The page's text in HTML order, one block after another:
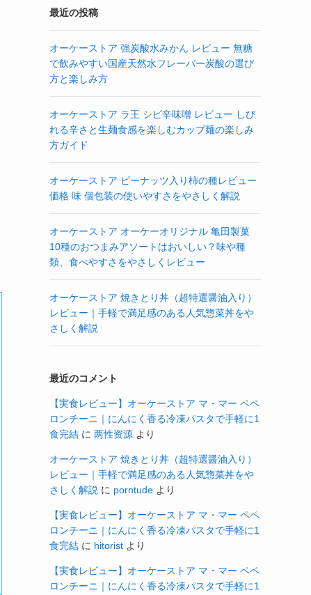
最近の投稿
オーケーストア 強炭酸水みかん レビュー 無糖
で飲みやすい国産天然水フレーバー炭酸の選び
方と楽しみ方
オーケーストア ラ王 シビ辛味噌 レビュー しび
れる辛さと生麺食感を楽しむカップ麺の楽しみ
方ガイド
オーケーストア ピーナッツ入り柿の種レビュー
価格 味 個包装の使いやすさをやさしく解説
オーケーストア オーケーオリジナル 亀田製菓
10種のおつまみアソートはおいしい？味や種
類、食べやすさをやさしくレビュー
オーケーストア 焼きとり丼（超特選醤油入り）
レビュー｜手軽で満足感のある人気惣菜丼をや
さしく解説
最近のコメント
【実食レビュー】オーケーストア マ・マー ペペ
ロンチーニ｜にんにく香る冷凍パスタで手軽に1
食完結 に 两性资源 より
オーケーストア 焼きとり丼（超特選醤油入り）
レビュー｜手軽で満足感のある人気惣菜丼をや
さしく解説 に porntude より
【実食レビュー】オーケーストア マ・マー ペペ
ロンチーニ｜にんにく香る冷凍パスタで手軽に1
食完結 に hitorist より
【実食レビュー】オーケーストア マ・マー ペペ
ロンチーニ｜にんにく香る冷凍パスタで手軽に1